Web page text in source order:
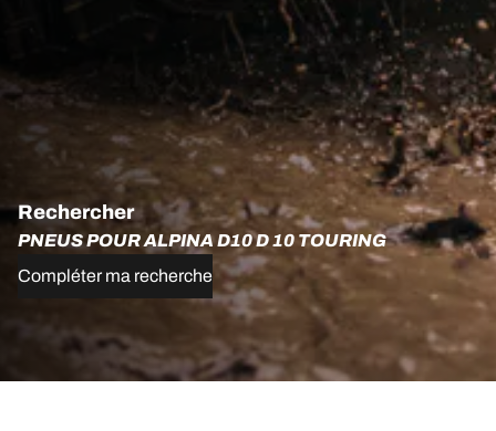
Rechercher
PNEUS POUR ALPINA D10 D 10 TOURING
Compléter ma recherche